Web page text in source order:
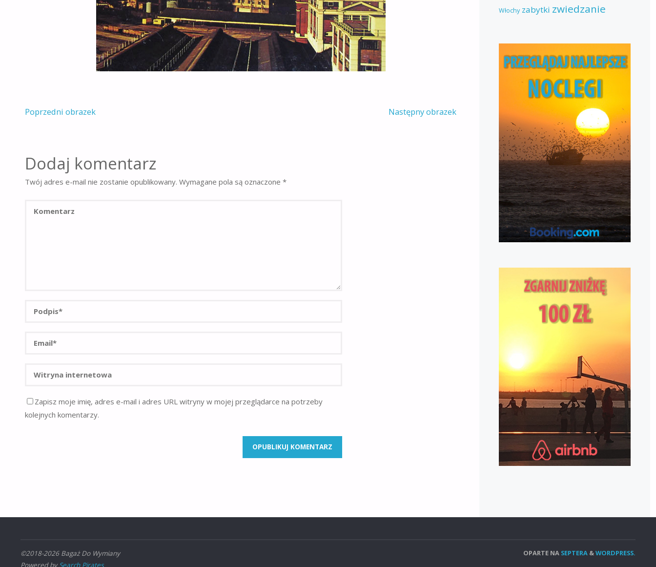
Poprzedni obrazek Następny obrazek
Dodaj komentarz
Twój adres e-mail nie zostanie opublikowany. Wymagane pola są oznaczone*
Zapisz moje imię, adres e-mail i adres URL witryny w mojej przeglądarce na potrzeby
kolejnych komentarzy.
Włochy zabytki zwiedzanie
©2018-2026 Bagaż Do Wymiany
Powered by Search Pirates
OPARTE NA SEPTERA &WORDPRESS.